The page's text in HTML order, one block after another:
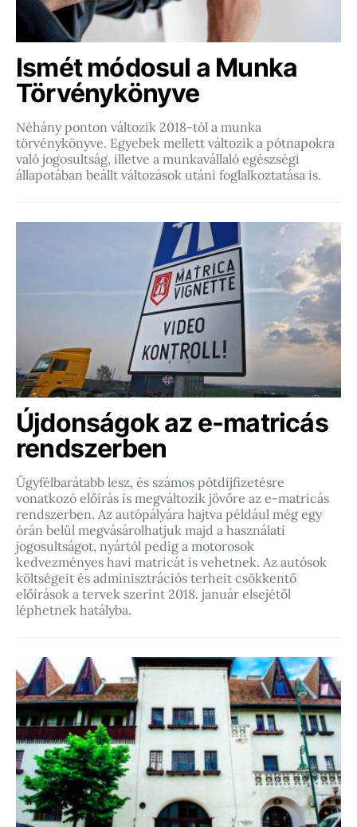
Ismét módosul a Munka
Törvénykönyve
Néhány ponton változik 2018-tól a munka
törvénykönyve. Egyebek mellett változik a pótnapokra
való jogosultság, illetve a munkavállaló egészségi
állapotában beállt változások utáni foglalkoztatása is.
Újdonságok az e-matricás
rendszerben
Ügyfélbarátabb lesz, és számos pótdíjfizetésre
vonatkozó előírás is megváltozik jövőre az e-matricás
rendszerben. Az autópályára hajtva például még egy
órán belül megvásárolhatjuk majd a használati
jogosultságot, nyártól pedig a motorosok
kedvezményes havi matricát is vehetnek. Az autósok
költségeit és adminisztrációs terheit csökkentő
előírások a tervek szerint 2018. január elsejétől
léphetnek hatályba.